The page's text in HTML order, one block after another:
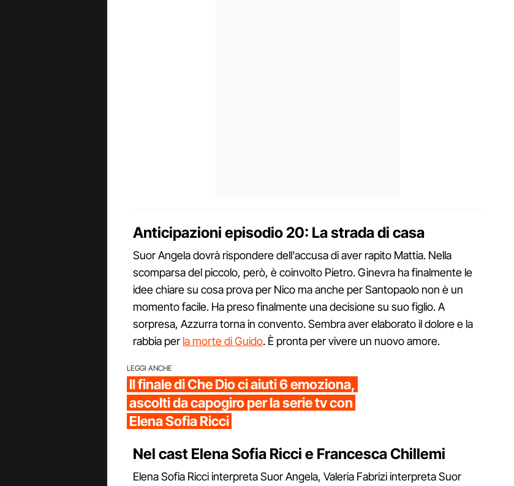
Anticipazioni episodio 20: La strada di casa
Suor Angela dovrà rispondere dell'accusa di aver rapito Mattia. Nella
scomparsa del piccolo, però, è coinvolto Pietro. Ginevra ha finalmente le
idee chiare su cosa prova per Nico ma anche per Santopaolo non è un
momento facile. Ha preso finalmente una decisione su suo figlio. A
sorpresa, Azzurra torna in convento. Sembra aver elaborato il dolore e la
rabbia per la morte di Guido. È pronta per vivere un nuovo amore.
LEGGI ANCHE
Il finale di Che Dio ci aiuti 6 emoziona,
ascolti da capogiro per la serie tv con
Elena Sofia Ricci
Nel cast Elena Sofia Ricci e Francesca Chillemi
Elena Sofia Ricci interpreta Suor Angela, Valeria Fabrizi interpreta Suor